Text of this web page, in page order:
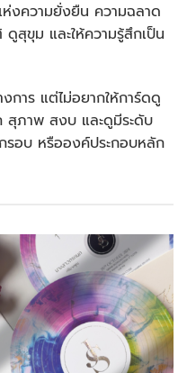
งความยั่งยืน ความฉลาด
สุขุม และให้ความรู้สึกเป็น
การ แต่ไม่อยากให้การ์ดดู
สุภาพ สงบ และดูมีระดับ
รอบ หรือองค์ประกอบหลัก